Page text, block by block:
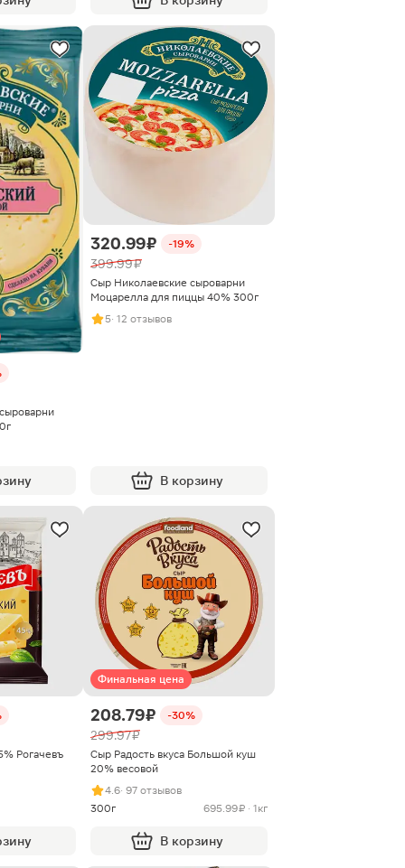
320.99 ₽ -19%
399.99 ₽
Сыр Николаевские сыроварни
Моцарелла для пиццы 40% 300г
5· 12 отзывов
В корзину
Рогачевъ
Финальная цена
208.79 ₽ -30%
299.97 ₽
Сыр Радость вкуса Большой куш
20% весовой
4.6· 97 отзывов
300г
695.99 ₽ · 1кг
В корзину